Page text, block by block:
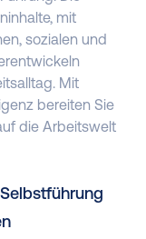
mit
sozialen und
Mit
bereiten Sie
die Arbeitswelt